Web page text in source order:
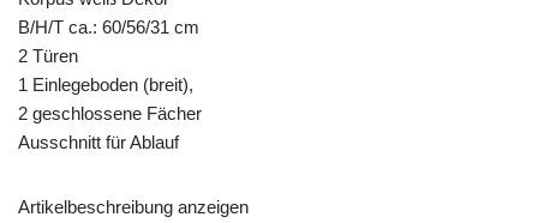
B/H/T ca.: 60/56/31 cm
2 Türen
1 Einlegeboden (breit),
2 geschlossene Fächer
Ausschnitt für Ablauf
Artikelbeschreibung anzeigen